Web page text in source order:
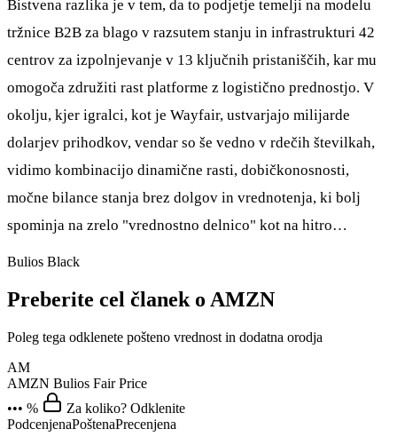
Bistvena razlika je v tem, da to podjetje temelji na modelu
tržnice B2B za blago v razsutem stanju in infrastrukturi 42
centrov za izpolnjevanje v 13 ključnih pristaniščih, kar mu
omogoča združiti rast platforme z logistično prednostjo. V
okolju, kjer igralci, kot je Wayfair, ustvarjajo milijarde
dolarjev prihodkov, vendar so še vedno v rdečih številkah,
vidimo kombinacijo dinamične rasti, dobičkonosnosti,
močne bilance stanja brez dolgov in vrednotenja, ki bolj
spominja na zrelo "vrednostno delnico" kot na hitro…
Bulios Black
Preberite cel članek o AMZN
Poleg tega odklenete pošteno vrednost in dodatna orodja
AM
AMZN Bulios Fair Price
••• %
Za koliko? Odklenite
PodcenjenaPoštenaPrecenjena